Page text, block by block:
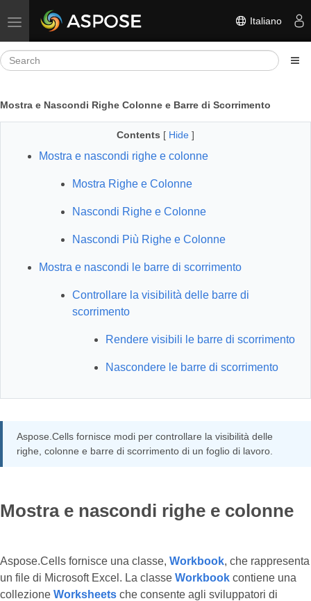
Toggle navigation Italiano
Mostra e Nascondi Righe Colonne e Barre di Scorrimento
Contents [ Hide ]
Mostra e nascondi righe e colonne
Mostra Righe e Colonne
Nascondi Righe e Colonne
Nascondi Più Righe e Colonne
Mostra e nascondi le barre di scorrimento
Controllare la visibilità delle barre di
scorrimento
Rendere visibili le barre di scorrimento
Nascondere le barre di scorrimento
Aspose.Cells fornisce modi per controllare la visibilità delle
righe, colonne e barre di scorrimento di un foglio di lavoro.
Mostra e nascondi righe e colonne
Aspose.Cells fornisce una classe, Workbook, che rappresenta
un file di Microsoft Excel. La classe Workbook contiene una
collezione Worksheets che consente agli sviluppatori di